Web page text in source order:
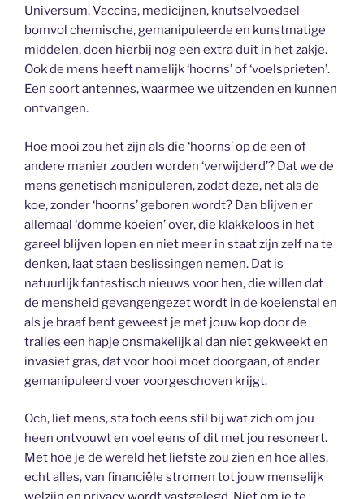
Universum. Vaccins, medicijnen, knutselvoedsel
bomvol chemische, gemanipuleerde en kunstmatige
middelen, doen hierbij nog een extra duit in het zakje.
Ook de mens heeft namelijk ‘hoorns’ of ‘voelsprieten’.
Een soort antennes, waarmee we uitzenden en kunnen
ontvangen.
Hoe mooi zou het zijn als die ‘hoorns’ op de een of
andere manier zouden worden ‘verwijderd’? Dat we de
mens genetisch manipuleren, zodat deze, net als de
koe, zonder ‘hoorns’ geboren wordt? Dan blijven er
allemaal ‘domme koeien’ over, die klakkeloos in het
gareel blijven lopen en niet meer in staat zijn zelf na te
denken, laat staan beslissingen nemen. Dat is
natuurlijk fantastisch nieuws voor hen, die willen dat
de mensheid gevangengezet wordt in de koeienstal en
als je braaf bent geweest je met jouw kop door de
tralies een hapje onsmakelijk al dan niet gekweekt en
invasief gras, dat voor hooi moet doorgaan, of ander
gemanipuleerd voer voorgeschoven krijgt.
Och, lief mens, sta toch eens stil bij wat zich om jou
heen ontvouwt en voel eens of dit met jou resoneert.
Met hoe je de wereld het liefste zou zien en hoe alles,
echt alles, van financiële stromen tot jouw menselijk